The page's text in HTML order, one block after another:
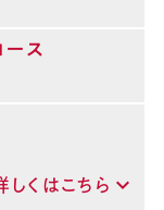
ス
しくはこちら keyboard_arrow_down